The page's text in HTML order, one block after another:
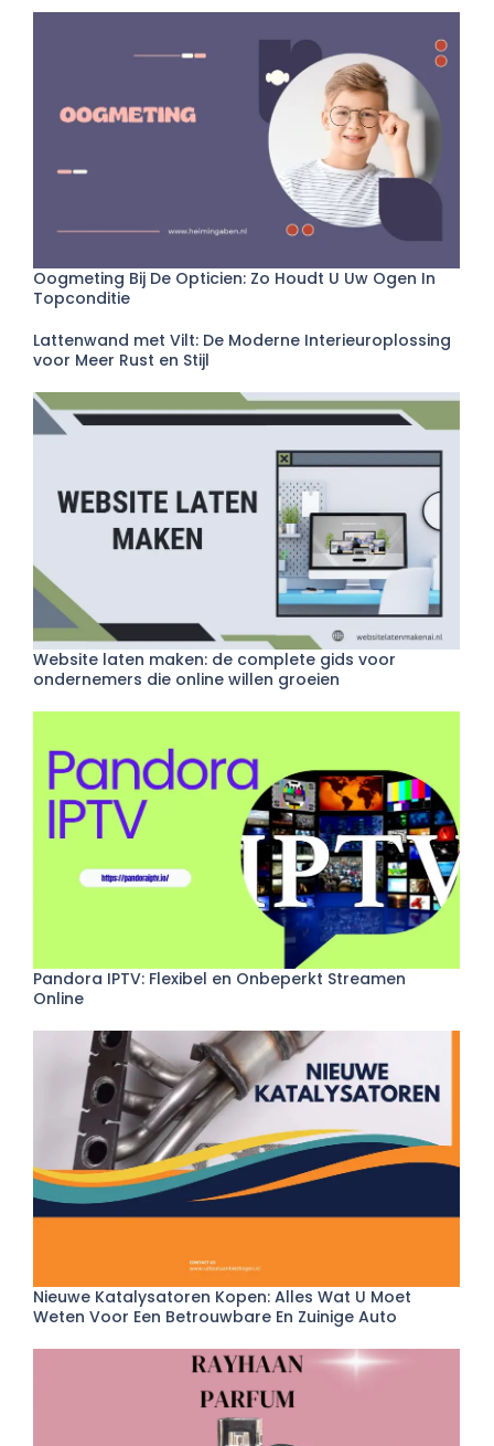
Oogmeting Bij De Opticien: Zo Houdt U Uw Ogen In
Topconditie
Lattenwand met Vilt: De Moderne Interieuroplossing
voor Meer Rust en Stijl
Website laten maken: de complete gids voor
ondernemers die online willen groeien
Pandora IPTV: Flexibel en Onbeperkt Streamen
Online
Nieuwe Katalysatoren Kopen: Alles Wat U Moet
Weten Voor Een Betrouwbare En Zuinige Auto